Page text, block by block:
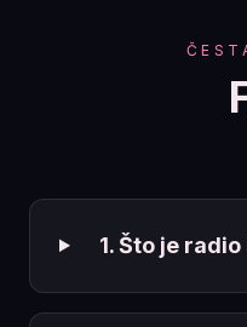
1. Što je